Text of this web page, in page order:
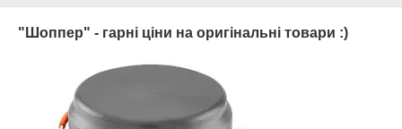
"Шоппер" - гарні ціни на оригінальні товари :)